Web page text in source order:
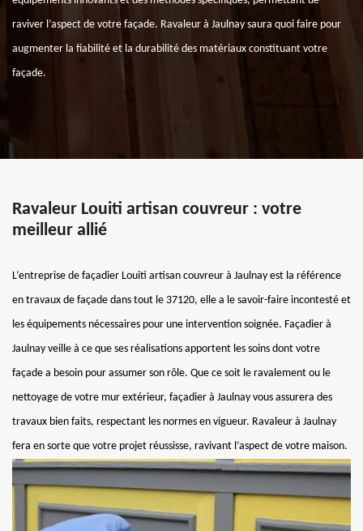
raviver l’aspect de votre façade. Ravaleur à Jaulnay saura quoi faire pour
augmenter la fiabilité et la durabilité des matériaux constituant votre
façade.
Ravaleur Louiti artisan couvreur : votre
meilleur allié
L’entreprise de façadier Louiti artisan couvreur à Jaulnay est la référence
en travaux de façade dans tout le 37120, elle a le savoir-faire incontesté et
les équipements nécessaires pour une intervention soignée. Façadier à
Jaulnay veille à ce que ses réalisations apportent les soins dont votre
façade a besoin pour assumer son rôle. Que ce soit le ravalement ou le
nettoyage de votre mur extérieur, façadier à Jaulnay vous assurera des
travaux bien faits, respectant les normes en vigueur. Ravaleur à Jaulnay
fera en sorte que votre projet réussisse, ravivant l’aspect de votre maison.